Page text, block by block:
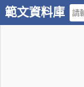
範文資料庫